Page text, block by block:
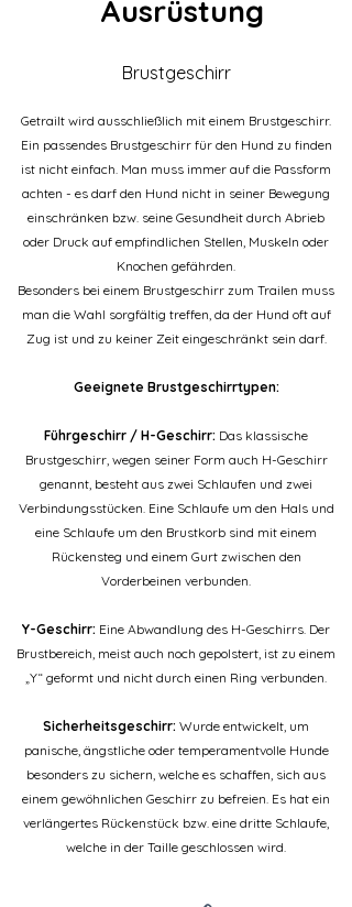
Ausrüstung
Brustgeschirr
Getrailt wird ausschließlich mit einem Brustgeschirr.
Ein passendes Brustgeschirr für den Hund zu finden
ist nicht einfach. Man muss immer auf die Passform
achten - es darf den Hund nicht in seiner Bewegung
einschränken bzw. seine Gesundheit durch Abrieb
oder Druck auf empfindlichen Stellen, Muskeln oder
Knochen gefährden.
Besonders bei einem Brustgeschirr zum Trailen muss
man die Wahl sorgfältig treffen, da der Hund oft auf
Zug ist und zu keiner Zeit eingeschränkt sein darf.
Geeignete Brustgeschirrtypen:
Führgeschirr / H-Geschirr: Das klassische
Brustgeschirr, wegen seiner Form auch H-Geschirr
genannt, besteht aus zwei Schlaufen und zwei
Verbindungsstücken. Eine Schlaufe um den Hals und
eine Schlaufe um den Brustkorb sind mit einem
Rückensteg und einem Gurt zwischen den
Vorderbeinen verbunden.
Y-Geschirr: Eine Abwandlung des H-Geschirrs. Der
Brustbereich, meist auch noch gepolstert, ist zu einem
„Y“ geformt und nicht durch einen Ring verbunden.
Sicherheitsgeschirr: Wurde entwickelt, um
panische, ängstliche oder temperamentvolle Hunde
besonders zu sichern, welche es schaffen, sich aus
einem gewöhnlichen Geschirr zu befreien. Es hat ein
verlängertes Rückenstück bzw. eine dritte Schlaufe,
welche in der Taille geschlossen wird.